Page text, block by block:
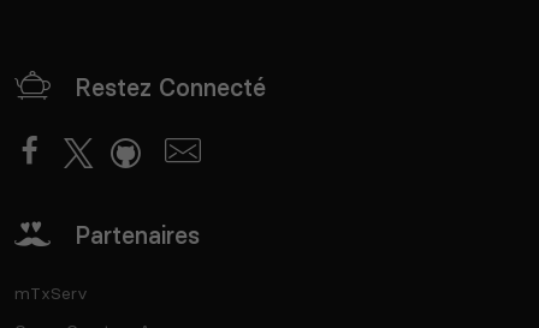
Restez Connecté
Partenaires
mTxServ